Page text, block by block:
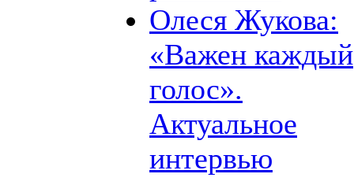
Олеся Жукова:
«Важен каждый
голос».
Актуальное
интервью